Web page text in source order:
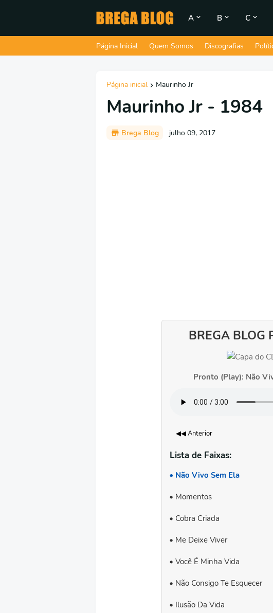
A B C
Página Inicial Quem Somos Discografias
Página inicial Maurinho Jr
Maurinho Jr - 1984
Brega Blog julho 09, 2017
BREGA BLOG
Pronto (Play): Não
◀◀ Anterior
Lista de Faixas:
Não Vivo Sem Ela
Momentos
Cobra Criada
Me Deixe Viver
Você É Minha Vida
Não Consigo Te Esquecer
Ilusão Da Vida